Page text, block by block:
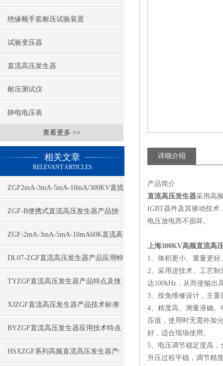
绝缘靴手套耐压试验装置
试验变压器
直流高压发生器
耐压测试仪
静电电压表
查看更多 >>
相关文章
RELEVANT ARTICLES
ZGF2mA-3mA-5mA-10mA/300KV直流
高压发生器应用特点
ZGF-B便携式直流高压发生器产品技
术特点
ZGF-2mA-3mA-5mA-10mA60K直流高
压发生器技术特点
DL07-ZGF直流高压发生器产品应用特
点
TYZGF直流高压发生器产品特点及技
术指标
XJZGF直流高压发生器产品技术标准
BYZGF直流高压发生器应用技术特点
HSXZGF系列高频直流高压发生器产
详细介绍
产品简介
直流高压发生器采用高
IGBT器件及其驱动技术
电压放电而不损坏。
上海300KV高频直流高
1、体积更小、重量更
2、采用进技术、工艺
达100kHz，从而使输出
3、按免维修设计，主
4、精度高、测量准确
压值，使用时无需外加
好，适合现场使用。
5、电压调节稳定度高
升压过程平稳，调节精